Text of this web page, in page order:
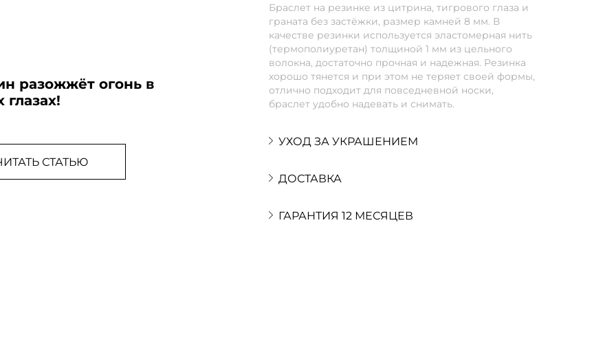
разожжёт огонь в
глазах!
СТАТЬЮ
Браслет на резинке из цитрина, тигрового глаза и
граната без застёжки, размер камней 8 мм. В
качестве резинки используется эластомерная нить
(термополиуретан) толщиной 1 мм из цельного
волокна, достаточно прочная и надежная. Резинка
хорошо тянется и при этом не теряет своей формы,
отлично подходит для повседневной носки,
браслет удобно надевать и снимать.
УХОД ЗА УКРАШЕНИЕМ
ДОСТАВКА
ГАРАНТИЯ 12 МЕСЯЦЕВ